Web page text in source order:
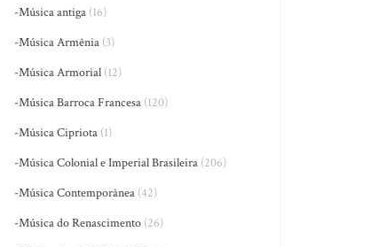
-Música antiga (16)
-Música Armênia (3)
-Música Armorial (12)
-Música Barroca Francesa (120)
-Música Cipriota (1)
-Música Colonial e Imperial Brasileira (206)
-Música Contemporânea (42)
-Música do Renascimento (26)